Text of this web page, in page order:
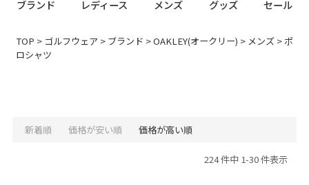
ブランド レディース メンズ グッズ セール
TOP > ゴルフウェア > ブランド >OAKLEY(オークリー) > メンズ> ポ
ロシャツ
新着順 価格が安い順 価格が高い順
224 件中 1-30 件表示